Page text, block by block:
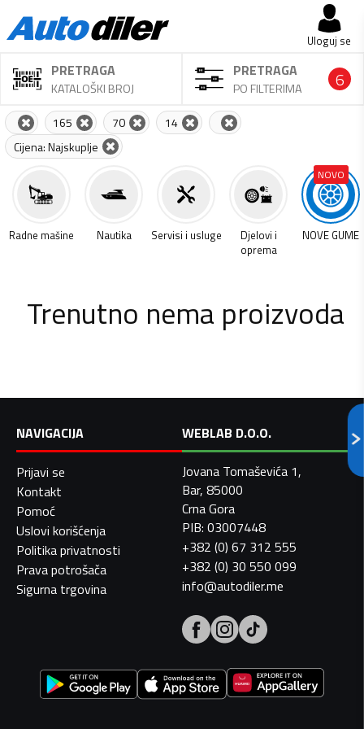
Uloguj se
PRETRAGA
KATALOŠKI BROJ
PRETRAGA
PO FILTERIMA 6
165 70
14
Cijena: Najskuplje
Radne mašine Nautika Servisi i usluge
Djelovi i
oprema
NOVO
NOVE GUME
Trenutno nema proizvoda
NAVIGACIJA
Prijavi se
Kontakt
Pomoć
Uslovi korišćenja
Politika privatnosti
Prava potrošača
Sigurna trgovina
WEBLAB D.O.O.
Jovana Tomaševića 1,
Bar, 85000
Crna Gora
PIB: 03007448
+382 (0) 67 312 555
+382 (0) 30 550 099
info@autodiler.me